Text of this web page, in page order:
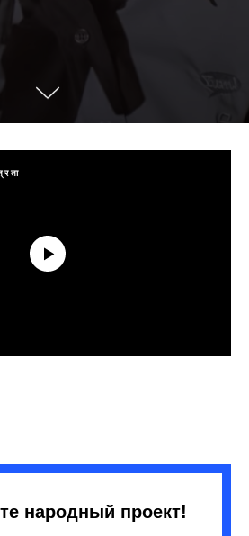
народный проект!